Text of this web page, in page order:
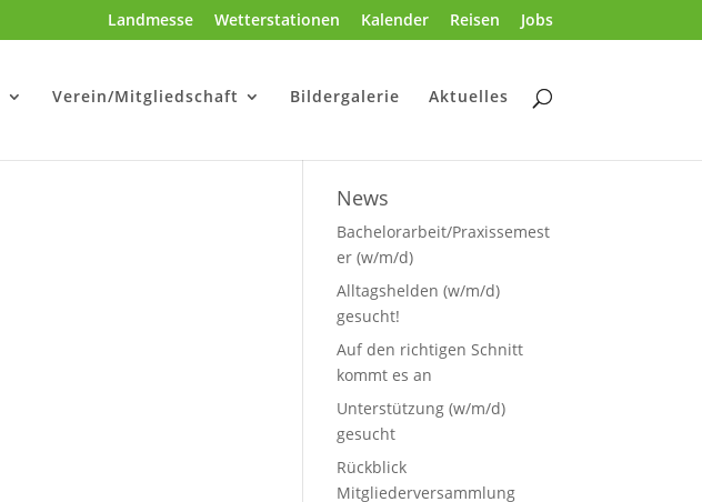
Landmesse Wetterstationen Kalender Reisen Jobs
Verein/Mitgliedschaft Bildergalerie Aktuelles
News
Bachelorarbeit/Praxissemest
er (w/m/d)
Alltagshelden (w/m/d)
gesucht!
Auf den richtigen Schnitt
kommt es an
Unterstützung (w/m/d)
gesucht
Rückblick
Mitgliederversammlung